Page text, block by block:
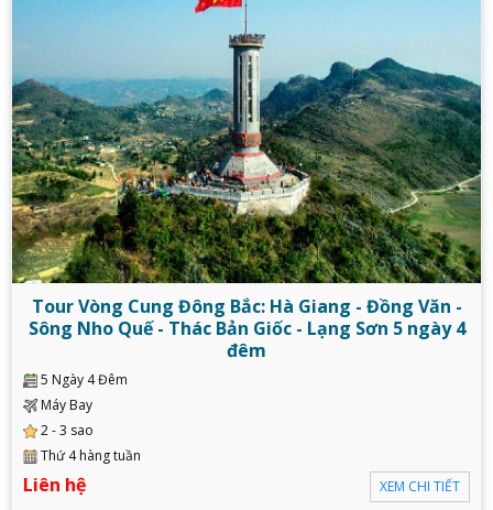
Tour Vòng Cung Đông Bắc: Hà Giang - Đồng Văn -
Sông Nho Quế - Thác Bản Giốc - Lạng Sơn 5 ngày 4
đêm
5 Ngày 4 Đêm
Máy Bay
2 - 3 sao
Thứ 4 hàng tuần
Liên hệ XEM CHI TIẾT